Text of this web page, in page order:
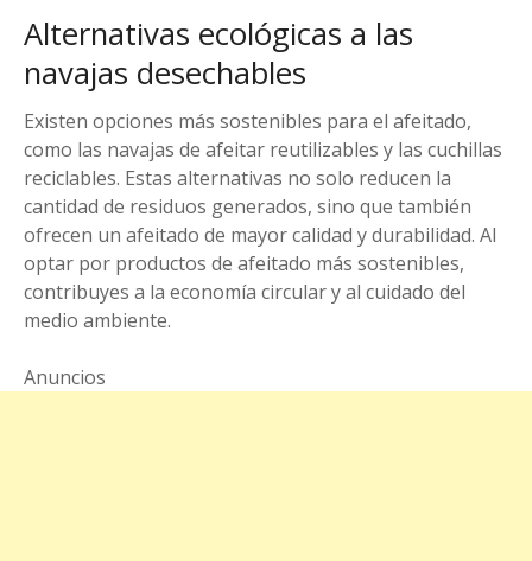
Alternativas ecológicas a las
navajas desechables
Existen opciones más sostenibles para el afeitado,
como las navajas de afeitar reutilizables y las cuchillas
reciclables. Estas alternativas no solo reducen la
cantidad de residuos generados, sino que también
ofrecen un afeitado de mayor calidad y durabilidad. Al
optar por productos de afeitado más sostenibles,
contribuyes a la economía circular y al cuidado del
medio ambiente.
Anuncios